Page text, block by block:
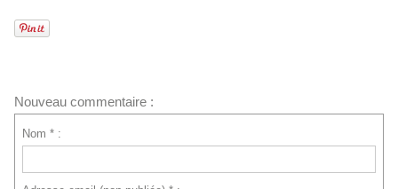
Nouveau commentaire :
Nom * :